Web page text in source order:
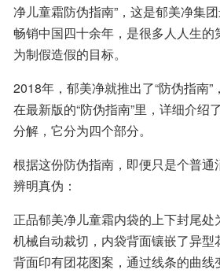
净儿童霜防伪指南”，这是郁美净集
畅销中国四十余年，是很多人人生
为制假造假的目标。
2018年，郁美净就推出了“防伪指南”
在最新版的“防伪指南”里，详细介绍
分解，它分为四个部分。
根据这份防伪指南，即便只是个普
辨明真伪：
正品郁美净儿童霜内袋的上下封尾处
机械自动裁切，内袋背面镶嵌了异型
背面印有团花图案，通过线条的曲线